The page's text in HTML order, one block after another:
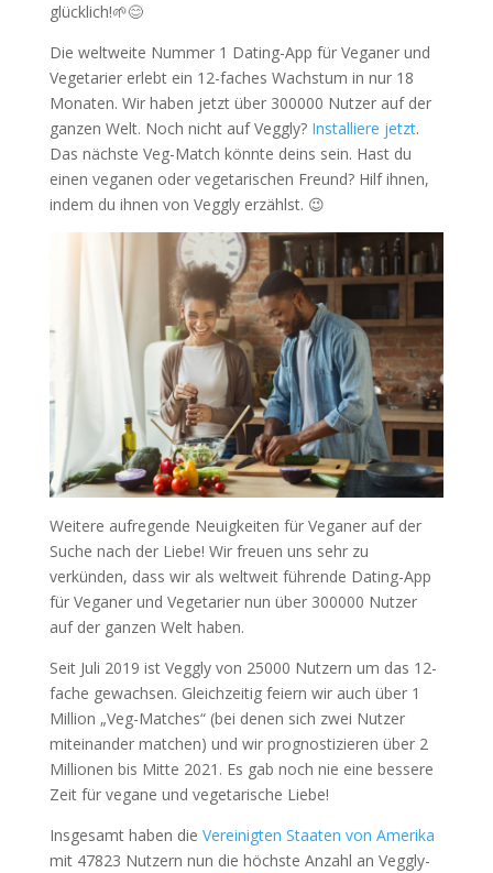
glücklich!🌱😊
Die weltweite Nummer 1 Dating-App für Veganer und
Vegetarier erlebt ein 12-faches Wachstum in nur 18
Monaten. Wir haben jetzt über 300000 Nutzer auf der
ganzen Welt. Noch nicht auf Veggly?Installiere jetzt.
Das nächste Veg-Match könnte deins sein. Hast du
einen veganen oder vegetarischen Freund? Hilf ihnen,
indem du ihnen von Veggly erzählst. 😉
Weitere aufregende Neuigkeiten für Veganer auf der
Suche nach der Liebe! Wir freuen uns sehr zu
verkünden, dass wir als weltweit führende Dating-App
für Veganer und Vegetarier nun über 300000 Nutzer
auf der ganzen Welt haben.
Seit Juli 2019 ist Veggly von 25000 Nutzern um das 12-
fache gewachsen. Gleichzeitig feiern wir auch über 1
Million „Veg-Matches“ (bei denen sich zwei Nutzer
miteinander matchen) und wir prognostizieren über 2
Millionen bis Mitte 2021. Es gab noch nie eine bessere
Zeit für vegane und vegetarische Liebe!
Insgesamt haben die Vereinigten Staaten von Amerika
mit 47823 Nutzern nun die höchste Anzahl an Veggly-